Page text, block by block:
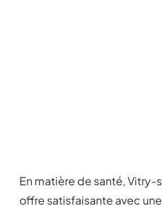
En matière de santé, Vitry-
offre satisfaisante avec